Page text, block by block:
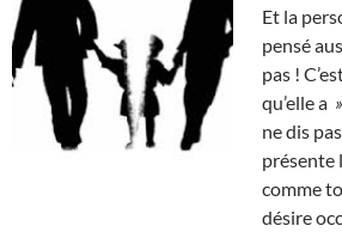
Et la
pensé
pas !
qu’elle a
ne dis
présente
comme
désire